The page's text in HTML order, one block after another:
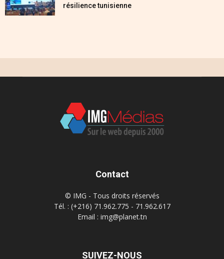
résilience tunisienne
Contact
© IMG - Tous droits réservés
Tél. : (+216) 71.962.775 - 71.962.617
Email : img@planet.tn
SUIVEZ-NOUS